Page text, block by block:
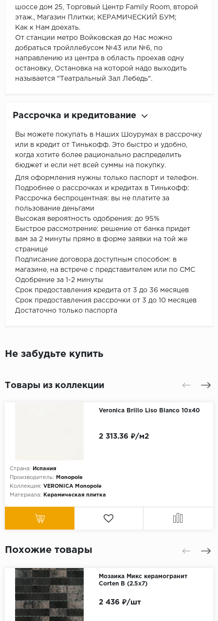
шоссе дом 25, Торговый Центр Family Room, второй
этаж., Магазин Плитки; КЕРАМИЧЕСКИЙ БУМ;
Как к Нам доехать.
От станции метро Войковская до Нас можно
добраться тройллебусом №43 или №6, по
направлению из центра в область проехав одну
остановку, Остановка на которой надо выходить
называется "Театральный Зал Лебедь".
Рассрочка и кредитование
Вы можете покупать в Наших Шоурумах в рассрочку
или в кредит от Тинькофф. Это быстро и удобно,
когда хотите более рационально распределить
бюджет и если нет всей суммы на покупку.
Для оформления нужны только паспорт и телефон.
Подробнее о рассрочках и кредитах в Тинькофф:
Рассрочка беспроцентная: вы не платите за
пользование деньгами
Высокая вероятность одобрения: до 95%
Быстрое рассмотрение: решение от банка придет
вам за 2 минуты прямо в форме заявки на той же
странице
Подписание договора доступным способом: в
магазине, на встрече с представителем или по СМС
Одобрение за 1-2 минуты
Срок предоставления кредита от 3 до 36 месяцев
Срок предоставления рассрочки от 3 до 10 месяцев
Достаточно только паспорта
Не забудьте купить
Товары из коллекции
Veronica Brillo Liso Blanco 10x40
Страна:
Испания
Производитель:
Monopole
Коллекция: VERONICA Monopole
Материала:
Керамическая плитка
2 313.36 ₽/м2
Похожие товары
Мозаика Микс керамогранит
Corten B (2.5x7)
2 436 ₽/шт